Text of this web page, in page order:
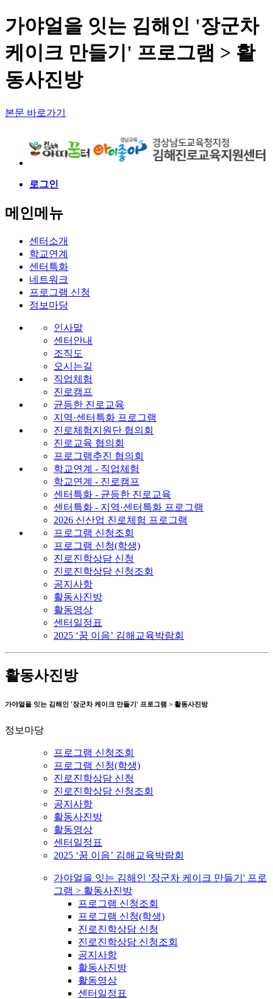
가야얼을 잇는 김해인 '장군차
케이크 만들기' 프로그램 > 활
동사진방
본문 바로가기
로그인
메인메뉴
센터소개
학교연계
센터특화
네트워크
프로그램 신청
정보마당
인사말
센터안내
조직도
오시는길
직업체험
진로캠프
균등한 진로교육
지역·센터특화 프로그램
진로체험지원단 협의회
진로교육 협의회
프로그램추진 협의회
학교연계 - 직업체험
학교연계 - 진로캠프
센터특화 - 균등한 진로교육
센터특화 - 지역·센터특화 프로그램
2026 신산업 진로체험 프로그램
프로그램 신청조회
프로그램 신청(학생)
진로진학상담 신청
진로진학상담 신청조회
공지사항
활동사진방
활동영상
센터일정표
2025 ‘꿈 이음’ 김해교육박람회
활동사진방
가야얼을 잇는 김해인 '장군차 케이크 만들기' 프로그램 > 활동사진방
정보마당
프로그램 신청조회
프로그램 신청(학생)
진로진학상담 신청
진로진학상담 신청조회
공지사항
활동사진방
활동영상
센터일정표
2025 ‘꿈 이음’ 김해교육박람회
가야얼을 잇는 김해인 '장군차 케이크 만들기' 프로
그램 > 활동사진방
프로그램 신청조회
프로그램 신청(학생)
진로진학상담 신청
진로진학상담 신청조회
공지사항
활동사진방
활동영상
센터일정표